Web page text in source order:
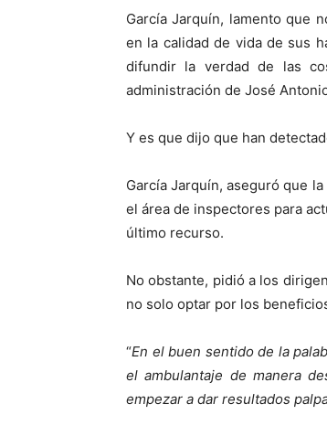
García Jarquín, lamento que
en la calidad de vida de sus
difundir la verdad de las
administración de José
Y es que dijo que han
García Jarquín, aseguró que
el área de inspectores para
último recurso.
No obstante, pidió a los
no solo optar por los
“En el buen sentido de la
el ambulantaje de manera
empezar a dar resultados